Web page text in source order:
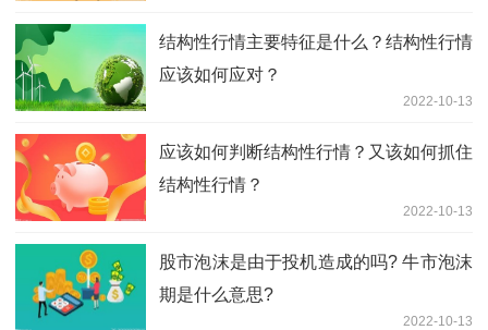
结构性行情主要特征是什么？结构性行情
应该如何应对？
2022-10-13
应该如何判断结构性行情？又该如何抓住
结构性行情？
2022-10-13
股市泡沫是由于投机造成的吗? 牛市泡沫
期是什么意思?
2022-10-13